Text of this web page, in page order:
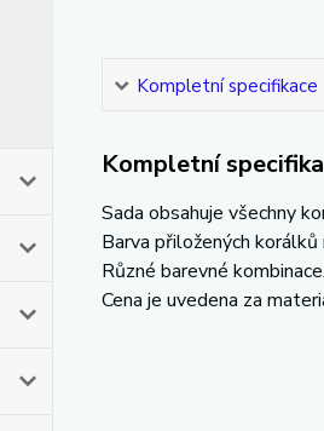
Kompletní specifikace
Kompletní
Sada obsahuje všechny
Barva přiložených
Různé barevné kombinace.
Cena je uvedena za